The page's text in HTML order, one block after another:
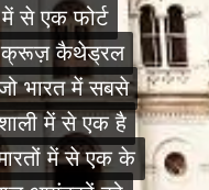
से एक फोर्ट
क्रूज़ कैथेड्रल
भारत में सबसे
में से एक है
में से एक के
से एक फोर्ट
क्रूज़ कैथेड्रल
भारत में सबसे
में से एक है
में से एक के